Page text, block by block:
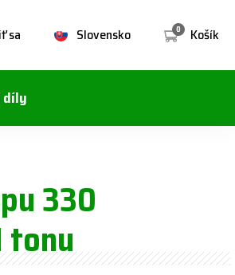
0 Košík
Slovensko
sa
díly
330
tonu